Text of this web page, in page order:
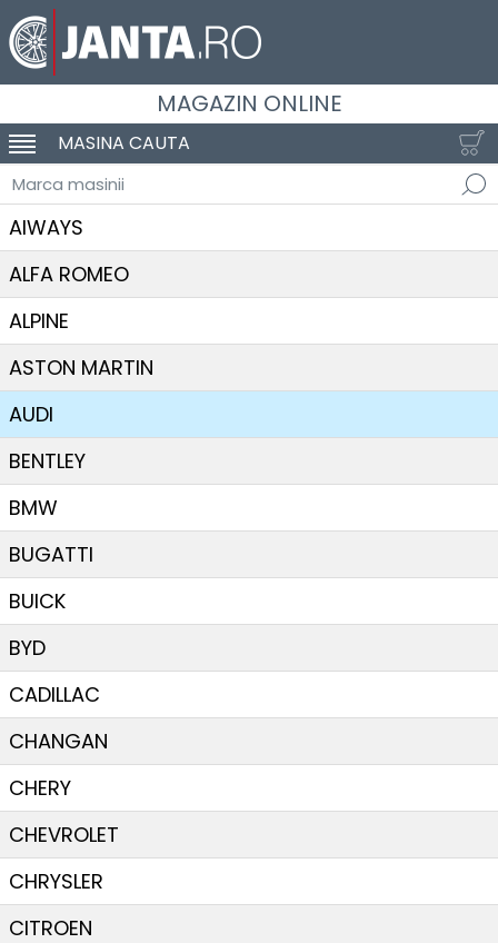
MAGAZIN ONLINE
SCHIMBA NAVIGAREA
MASINA CAUTA
Marca masinii
AIWAYS
ALFA ROMEO
ALPINE
ASTON MARTIN
AUDI
BENTLEY
BMW
BUGATTI
BUICK
BYD
CADILLAC
CHANGAN
CHERY
CHEVROLET
CHRYSLER
CITROEN